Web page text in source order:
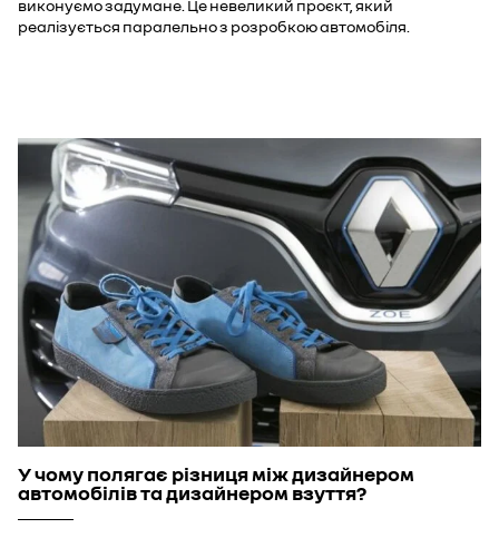
виконуємо задумане. Це невеликий проєкт, який
реалізується паралельно з розробкою автомобіля.
У чому полягає різниця між дизайнером
автомобілів та дизайнером взуття?